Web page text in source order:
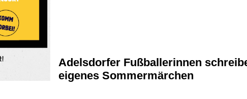
Adelsdorfer Fußballerinnen
eigenes Sommermärchen